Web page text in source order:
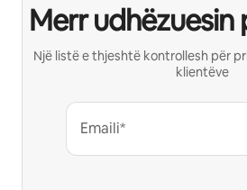
Merr
Një listë e thjeshtë kontrollesh për
klientëve
Emaili*